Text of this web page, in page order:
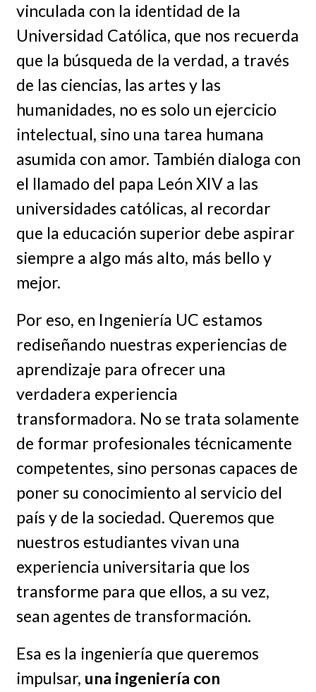
vinculada con la identidad de la
Universidad Católica, que nos recuerda
que la búsqueda de la verdad, a través
de las ciencias, las artes y las
humanidades, no es solo un ejercicio
intelectual, sino una tarea humana
asumida con amor. También dialoga con
el llamado del papa León XIV a las
universidades católicas, al recordar
que la educación superior debe aspirar
siempre a algo más alto, más bello y
mejor.
Por eso, en Ingeniería UC estamos
rediseñando nuestras experiencias de
aprendizaje para ofrecer una
verdadera experiencia
transformadora. No se trata solamente
de formar profesionales técnicamente
competentes, sino personas capaces de
poner su conocimiento al servicio del
país y de la sociedad. Queremos que
nuestros estudiantes vivan una
experiencia universitaria que los
transforme para que ellos, a su vez,
sean agentes de transformación.
Esa es la ingeniería que queremos
impulsar, una ingeniería con